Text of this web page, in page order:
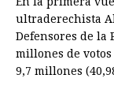
ultraderechista
Defensores de la
millones de votos
9,7 millones